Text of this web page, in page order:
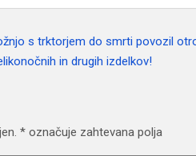
s trktorjem do smrti povozil
in drugih izdelkov!
* označuje zahtevana polja